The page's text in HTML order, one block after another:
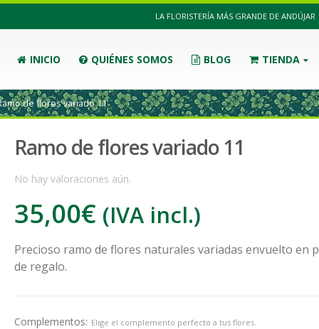
LA FLORISTERÍA MÁS GRANDE DE ANDÚJAR
INICIO QUIÉNES SOMOS BLOG TIENDA
de flores variado 11
Ramo de flores variado 11
No hay valoraciones aún.
35,00€ (IVA incl.)
Precioso ramo de flores naturales variadas envuelto en
de regalo.
Complementos: Elige el complemento perfecto a tus flores.